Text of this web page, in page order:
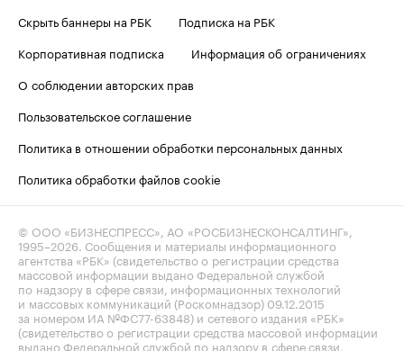
Скрыть баннеры на РБК
Подписка на РБК
Корпоративная подписка
Информация об ограничениях
О соблюдении авторских прав
Пользовательское соглашение
Политика в отношении обработки персональных данных
Политика обработки файлов cookie
© ООО «БИЗНЕСПРЕСС», АО «РОСБИЗНЕСКОНСАЛТИНГ»,
1995–2026. Сообщения и материалы информационного
агентства «РБК» (свидетельство о регистрации средства
массовой информации выдано Федеральной службой
по надзору в сфере связи, информационных технологий
и массовых коммуникаций (Роскомнадзор) 09.12.2015
за номером ИА №ФС77-63848) и сетевого издания «РБК»
(свидетельство о регистрации средства массовой информации
выдано Федеральной службой по надзору в сфере связи,